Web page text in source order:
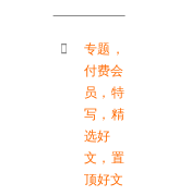
专题 ，
付费会
员 ， 特
写 ， 精
选好
文 ， 置
顶好文